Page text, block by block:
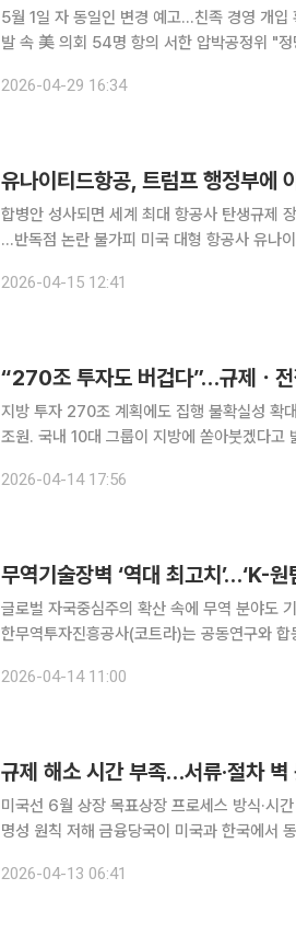
5월 1일 자 동일인 변경 예고…친족 경영 개
발 속 美 의회 54명 항의 서한 압박공정위 "정
지정하기로 하면서 한미 간 통상 마찰 우려가
2026-04-29 16:34
유나이티드항공, 트럼프 행정부에
합병안 성사되면 세계 최대 항공사 탄생규제
…반독점 논란 불가피 미국 대형 항공사 유나이티드항공이 경쟁사인 아메리칸항공과 합병하는 방안
커비 유나이티드항공 최고경영자(CEO)는 올
2026-04-15 12:41
지방 투자 270조 계획에도 집행 불확실성 확대
조원. 국내 10대 그룹이 지방에 쏟아붓겠다고
선언’과 ‘실제 집행’ 사이 간극이 빠르게 벌어지
2026-04-14 17:56
무역기술장벽 ‘역대 최고치’…‘K-원
글로벌 자국중심주의 확산 속에 무역 분야도
한무역투자진흥공사(코트라)는 공동연구와
지원을 위한 업무협약(MOU)을 체결했다. 세
2026-04-14 11:00
미국선 6월 상장 목표상장 프로세스 방식·시
명성 원칙 저해 금융당국이 미국과 한국에서 동시에 스페이스X 기업공개(IPO) 공모가 가능한지 법
장벽을 해소하고 미국 IPO 제도와의 정합성을
2026-04-13 06:41